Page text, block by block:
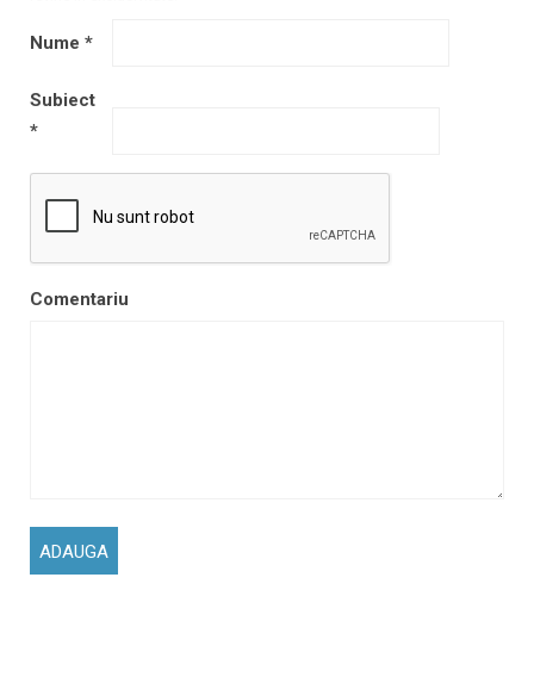
Nume *
Subiect
*
Comentariu